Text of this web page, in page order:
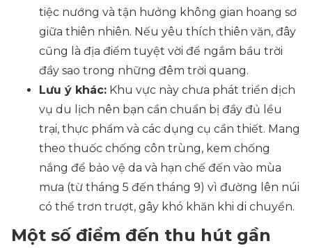
tiệc nướng và tận hưởng không gian hoang sơ
giữa thiên nhiên. Nếu yêu thích thiên văn, đây
cũng là địa điểm tuyệt vời để ngắm bầu trời
đầy sao trong những đêm trời quang.
Lưu ý khác: Khu vực này chưa phát triển dịch
vụ du lịch nên bạn cần chuẩn bị đầy đủ lều
trại, thực phẩm và các dụng cụ cần thiết. Mang
theo thuốc chống côn trùng, kem chống
nắng để bảo vệ da và hạn chế đến vào mùa
mưa (từ tháng 5 đến tháng 9) vì đường lên núi
có thể trơn trượt, gây khó khăn khi di chuyển.
Một số điểm đến thu hút gần